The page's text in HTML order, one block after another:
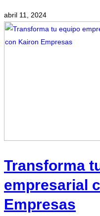
abril 11, 2024
Transforma
empresarial
Empresas